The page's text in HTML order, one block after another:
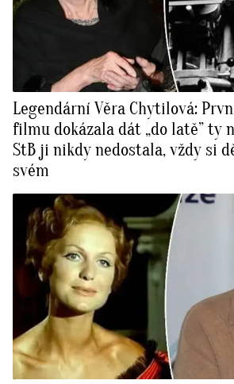
Legendární Věra Chytilová:
filmu dokázala dát „do latě” ty
StB ji nikdy nedostala, vždy si
svém